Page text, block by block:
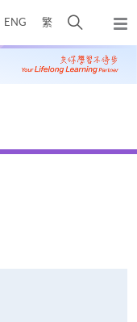
ENG 繁
开
搜
寻
弹
出
主